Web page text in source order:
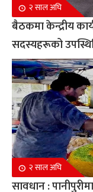
२ साल अघि
बैठकमा केन्द्रीय
सदस्यहरूको
२ साल अघि
सावधान :